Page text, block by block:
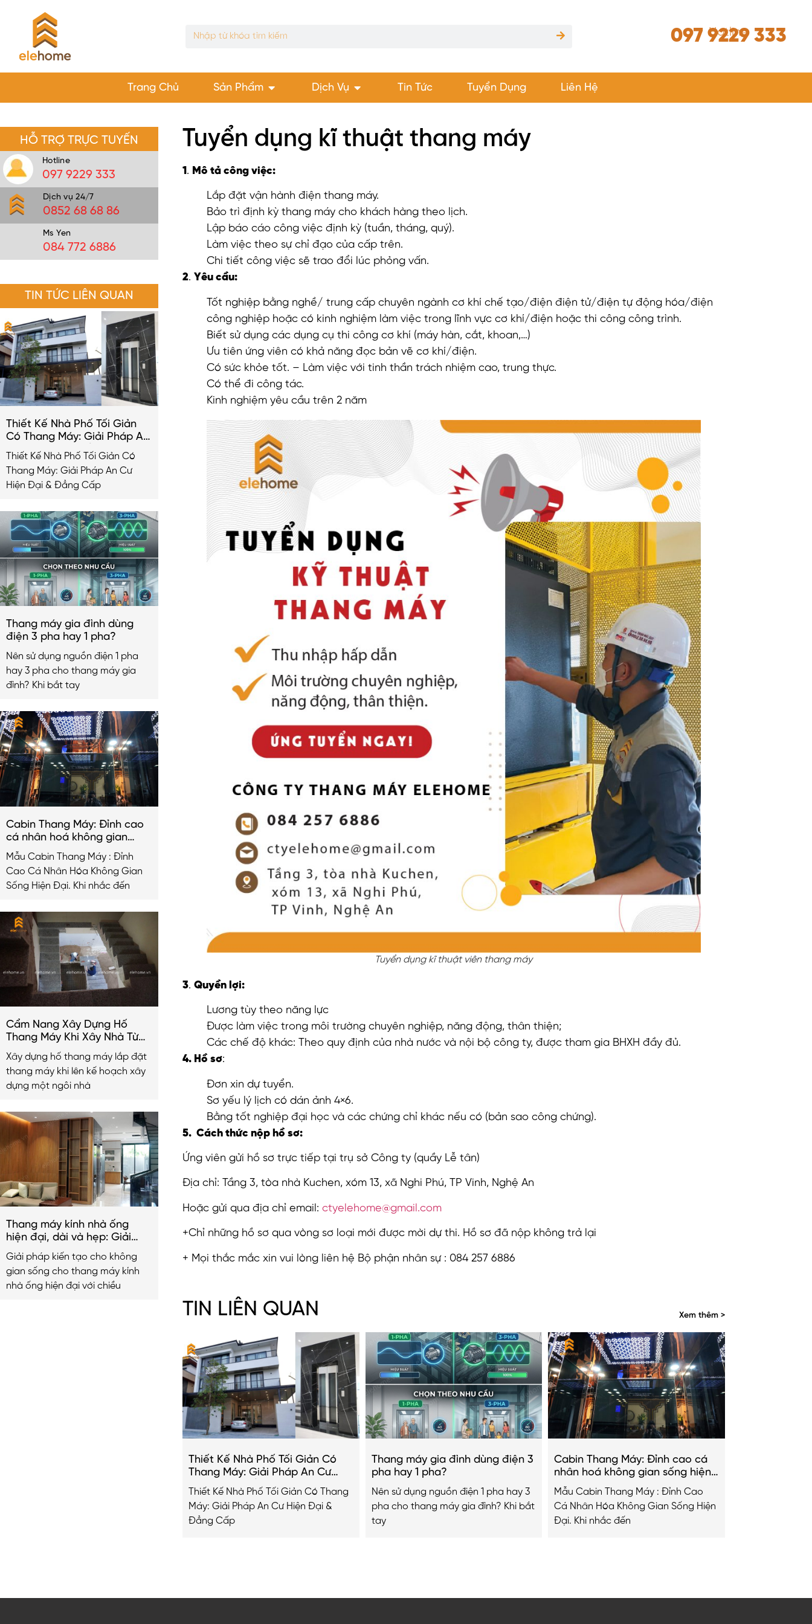
Hotline
097 9229 333
Trang Chủ Sản Phẩm Dịch Vụ Tin Tức Tuyển Dụng Liên Hệ
HỖ TRỢ TRỰC TUYẾN
Hotline
097 9229 333
Dịch vụ 24/7
0852 68 68 86
Ms Yen
084 772 6886
TIN TỨC LIÊN QUAN
Thiết Kế Nhà Phố Tối Giản
Có Thang Máy: Giải Pháp An
Cư Hiện Đại & Đẳng Cấp
2026
Thiết Kế Nhà Phố Tối Giản Có
Thang Máy: Giải Pháp An Cư
Hiện Đại & Đẳng Cấp
Thang máy gia đình dùng
điện 3 pha hay 1 pha?
Nên sử dụng nguồn điện 1 pha
hay 3 pha cho thang máy gia
đình? Khi bắt tay
Cabin Thang Máy: Đỉnh cao
cá nhân hoá không gian
sống hiện đại
Mẫu Cabin Thang Máy : Đỉnh
Cao Cá Nhân Hóa Không Gian
Sống Hiện Đại. Khi nhắc đến
Cẩm Nang Xây Dựng Hố
Thang Máy Khi Xây Nhà Từ
A-Z
Xây dựng hố thang máy lắp đặt
thang máy khi lên kế hoạch xây
dựng một ngôi nhà
Thang máy kính nhà ống
hiện đại, dài và hẹp: Giải
pháp kiến tạo không gian
sống 2026
Giải pháp kiến tạo cho không
gian sống cho thang máy kính
nhà ống hiện đại với chiều
Tuyển dụng kĩ thuật thang máy
1. Mô tả công việc:
Lắp đặt vận hành điện thang máy.
Bảo trì định kỳ thang máy cho khách hàng theo lịch.
Lập báo cáo công việc định kỳ (tuần, tháng, quý).
Làm việc theo sự chỉ đạo của cấp trên.
Chi tiết công việc sẽ trao đổi lúc phỏng vấn.
2. Yêu cầu:
Tốt nghiệp bằng nghề/ trung cấp chuyên ngành cơ khí chế tạo/điện điện tử/điện tự động hóa/điện
công nghiệp hoặc có kinh nghiệm làm việc trong lĩnh vực cơ khí/điện hoặc thi công công trình.
Biết sử dụng các dụng cụ thi công cơ khí (máy hàn, cắt, khoan,…)
Ưu tiên ứng viên có khả năng đọc bản vẽ cơ khí/điện.
Có sức khỏe tốt. – Làm việc với tinh thần trách nhiệm cao, trung thực.
Có thể đi công tác.
Kinh nghiệm yêu cầu trên 2 năm
Tuyển dụng kĩ thuật viên thang máy
3. Quyền lợi:
Lương tùy theo năng lực
Được làm việc trong môi trường chuyên nghiệp, năng động, thân thiện;
Các chế độ khác: Theo quy định của nhà nước và nội bộ công ty, được tham gia BHXH đầy đủ.
4. Hồ sơ:
Đơn xin dự tuyển.
Sơ yếu lý lịch có dán ảnh 4×6.
Bằng tốt nghiệp đại học và các chứng chỉ khác nếu có (bản sao công chứng).
5. Cách thức nộp hồ sơ:
Ứng viên gửi hồ sơ trực tiếp tại trụ sở Công ty (quầy Lễ tân)
Địa chỉ: Tầng 3, tòa nhà Kuchen, xóm 13, xã Nghi Phú, TP Vinh, Nghệ An
Hoặc gửi qua địa chỉ email: ctyelehome@gmail.com
+Chỉ những hồ sơ qua vòng sơ loại mới được mời dự thi. Hồ sơ đã nộp không trả lại
+ Mọi thắc mắc xin vui lòng liên hệ Bộ phận nhân sự : 084 257 6886
TIN LIÊN QUAN Xem thêm >
Thiết Kế Nhà Phố Tối Giản Có
Thang Máy: Giải Pháp An Cư
Hiện Đại & Đẳng Cấp 2026
Thiết Kế Nhà Phố Tối Giản Có Thang
Máy: Giải Pháp An Cư Hiện Đại &
Đẳng Cấp
Thang máy gia đình dùng điện 3
pha hay 1 pha?
Nên sử dụng nguồn điện 1 pha hay 3
pha cho thang máy gia đình? Khi bắt
tay
Cabin Thang Máy: Đỉnh cao cá
nhân hoá không gian sống hiện
đại
Mẫu Cabin Thang Máy : Đỉnh Cao
Cá Nhân Hóa Không Gian Sống Hiện
Đại. Khi nhắc đến